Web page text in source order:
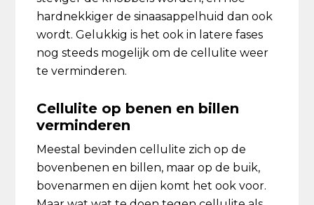
hardnekkiger de sinaasappelhuid dan ook
wordt. Gelukkig is het ook in latere fases
nog steeds mogelijk om de cellulite weer
te verminderen.
Cellulite op benen en billen
verminderen
Meestal bevinden cellulite zich op de
bovenbenen en billen, maar op de buik,
bovenarmen en dijen komt het ook voor.